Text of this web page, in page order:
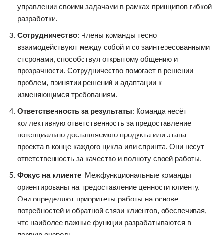
управлении своими задачами в рамках принципов гибкой
разработки.
Сотрудничество: Члены команды тесно
взаимодействуют между собой и со заинтересованными
сторонами, способствуя открытому общению и
прозрачности. Сотрудничество помогает в решении
проблем, принятии решений и адаптации к
изменяющимся требованиям.
Ответственность за результаты: Команда несёт
коллективную ответственность за предоставление
потенциально доставляемого продукта или этапа
проекта в конце каждого цикла или спринта. Они несут
ответственность за качество и полноту своей работы.
Фокус на клиенте: Межфункциональные команды
ориентированы на предоставление ценности клиенту.
Они определяют приоритеты работы на основе
потребностей и обратной связи клиентов, обеспечивая,
что наиболее важные функции разрабатываются в